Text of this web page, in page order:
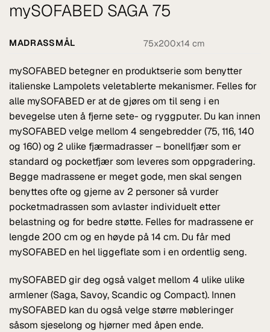
mySOFABED SAGA 75
MADRASSMÅL 75x200x14 cm
mySOFABED betegner en produktserie som benytter
italienske Lampolets veletablerte mekanismer. Felles for
alle mySOFABED er at de gjøres om til seng i en
bevegelse uten å fjerne sete- og ryggputer. Du kan innen
mySOFABED velge mellom 4 sengebredder (75, 116, 140
og 160) og 2 ulike fjærmadrasser – bonellfjær som er
standard og pocketfjær som leveres som oppgradering.
Begge madrassene er meget gode, men skal sengen
benyttes ofte og gjerne av 2 personer så vurder
pocketmadrassen som avlaster individuelt etter
belastning og for bedre støtte. Felles for madrassene er
lengde 200 cm og en høyde på 14 cm. Du får med
mySOFABED en hel liggeflate som i en ordentlig seng.
mySOFABED gir deg også valget mellom 4 ulike ulike
armlener (Saga, Savoy, Scandic og Compact). Innen
mySOFABED kan du også velge større møbleringer
såsom sjeselong og hjørner med åpen ende.